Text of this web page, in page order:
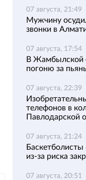
07 августа, 21:49
Мужчину
звонки в
07 августа, 17:54
В Жамбылской
погоню за
07 августа, 22:39
телефонов в
Павлодарской
07 августа, 21:24
Баскетболисты
из-за риска
07 августа, 20:51